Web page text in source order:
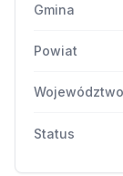
Gmina
Powiat
Województwo
Status